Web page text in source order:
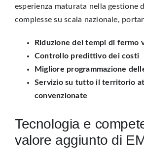
esperienza maturata nella gestione
complesse su scala nazionale,
Riduzione dei tempi di fermo
Controllo predittivo dei costi
Migliore programmazione
Servizio su tutto il territorio
convenzionate
Tecnologia e
valore aggiunto di